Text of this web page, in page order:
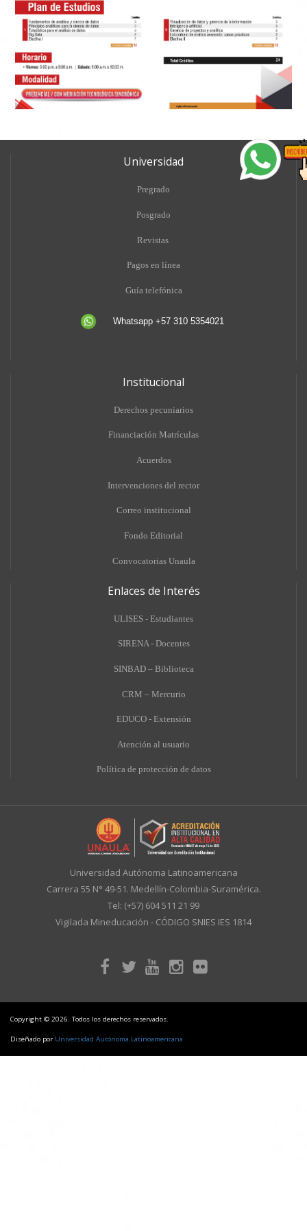
Universidad
Pregrado
Posgrado
Revistas
Pagos en línea
Guía telefónica
Whatsapp +57 310 5354021
Institucional
Derechos pecuniarios
Financiación Matrículas
Acuerdos
Intervenciones del rector
Correo institucional
Fondo Editorial
Convocatorias Unaula
Enlaces de Interés
ULISES - Estudiantes
SIRENA - Docentes
SINBAD – Biblioteca
CRM – Mercurio
EDUCO - Extensión
Atención al usuario
Política de protección de datos
Universidad Autónoma Latinoamericana
Carrera 55 N° 49-51. Medellín-Colombia-Suramérica.
Tel: (+57) 604 511 21 99
Vigilada Mineducación - CÓDIGO SNIES IES 1814
Copyright © 2026. Todos los derechos reservados.
Diseñado por Universidad Autónoma Latinoamericana